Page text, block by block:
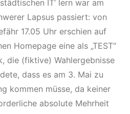
IT’ lern war am
Lapsus passiert: von
17.05 Uhr erschien auf
Homepage eine als „TEST“
die (fiktive) Wahlergebnisse
dass es am 3. Mai zu
kommen müsse, da keiner
absolute Mehrheit